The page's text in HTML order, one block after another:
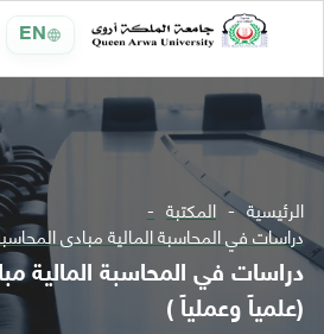
EN
الرئيسية المكتبة
دراسات في المحاسبة المالية مبادى
دراسات في المحاسبة المالية
(علمياً وعملياً )